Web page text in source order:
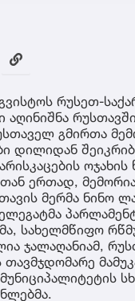
რუსეთ-
აღინიშნა
გმირთა
დილიდან
ერთად,
მერმა ნინო
სახელმწიფო
ჯალაღანიამ,